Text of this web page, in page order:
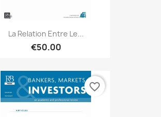
La Relation Entre Le...
€50.00
favorite_border